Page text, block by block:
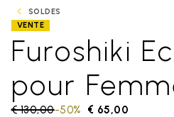
SOLDES
VENTE
Furoshiki
pour
Price reduced from
€ 130,00to € 65,00
-50%